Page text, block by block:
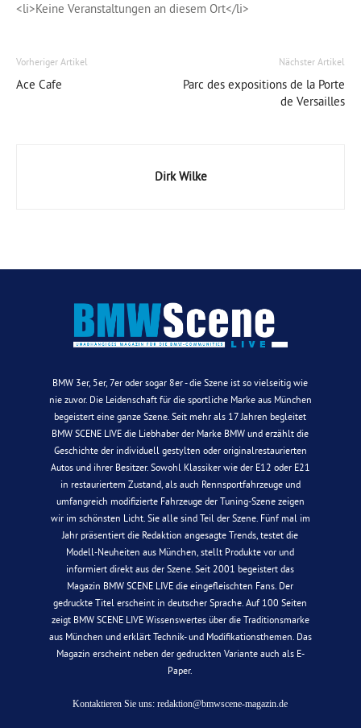
<li>Keine Veranstaltungen an diesem Ort</li>
Vorheriger Artikel
Ace Cafe
Nächster Artikel
Parc des expositions de la Porte
de Versailles
Dirk Wilke
BMW 3er, 5er, 7er oder sogar 8er - die Szene ist so vielseitig wie
nie zuvor. Die Leidenschaft für die sportliche Marke aus München
begeistert eine ganze Szene. Seit mehr als 17 Jahren begleitet
BMW SCENE LIVE die Liebhaber der Marke BMW und erzählt die
Geschichte der individuell gestylten oder originalrestaurierten
Autos und ihrer Besitzer. Sowohl Klassiker wie der E12 oder E21
in restauriertem Zustand, als auch Rennsportfahrzeuge und
umfangreich modifizierte Fahrzeuge der Tuning-Szene zeigen
wir im schönsten Licht. Sie alle sind Teil der Szene. Fünf mal im
Jahr präsentiert die Redaktion angesagte Trends, testet die
Modell-Neuheiten aus München, stellt Produkte vor und
informiert direkt aus der Szene. Seit 2001 begeistert das
Magazin BMW SCENE LIVE die eingefleischten Fans. Der
gedruckte Titel erscheint in deutscher Sprache. Auf 100 Seiten
zeigt BMW SCENE LIVE Wissenswertes über die Traditionsmarke
aus München und erklärt Technik- und Modifikationsthemen. Das
Magazin erscheint neben der gedruckten Variante auch als E-
Paper.
Kontaktieren Sie uns:redaktion@bmwscene-magazin.de